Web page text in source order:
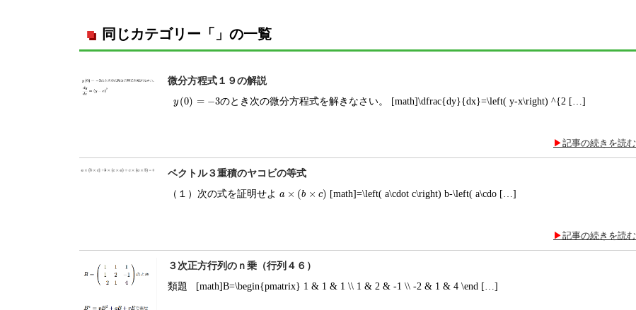
同じカテゴリー「」の一覧
微分方程式１９の解説
y (0) = −3
y (0)= −3 のとき次の微分方程式を解きなさい。 [math]\dfrac{dy}{dx}=\left( y-x\right) ^{2 […]
記事の続きを読む
ベクトル３重積のヤコビの等式
（１）次の式を証明せよ a × (b × c)
a×(b ×c ) [math]=\left( a\cdot c\right) b-\left( a\cdo […]
記事の続きを読む
３次正方行列のｎ乗（行列４６）
類題 [math]B=\begin{pmatrix} 1 & 1 & 1 \\ 1 & 2 & -1 \\ -2 & 1 & 4 \end […]